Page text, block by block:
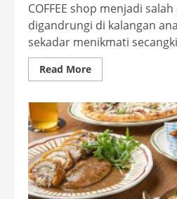
COFFEE shop menjadi
digandrungi di kalangan
sekadar menikmati
Read MoreRead
more
Nongkrong
di
Kalangan
Gen
Z,
Minum
dan
Makanan
Enak
Saja